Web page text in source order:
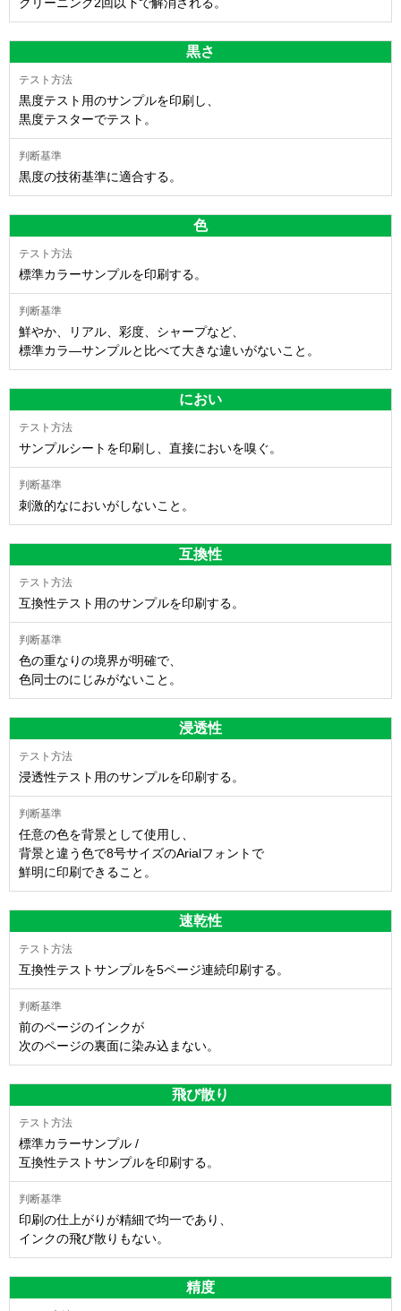
黒さ
黒度テスト用のサンプルを印刷し、
黒度テスターでテスト。
黒度の技術基準に適合する。
色
標準カラーサンプルを印刷する。
鮮やか、リアル、彩度、シャープなど、
標準カラ―サンプルと比べて大きな違いがないこと。
におい
サンプルシートを印刷し、直接においを嗅ぐ。
刺激的なにおいがしないこと。
互換性
互換性テスト用のサンプルを印刷する。
色の重なりの境界が明確で、
色同士のにじみがないこと。
浸透性
浸透性テスト用のサンプルを印刷する。
任意の色を背景として使用し、
背景と違う色で8号サイズのArialフォントで
鮮明に印刷できること。
速乾性
互換性テストサンプルを5ページ連続印刷する。
前のページのインクが
次のページの裏面に染み込まない。
飛び散り
標準カラーサンプル /
互換性テストサンプルを印刷する。
印刷の仕上がりが精細で均一であり、
インクの飛び散りもない。
精度